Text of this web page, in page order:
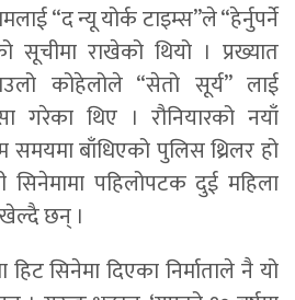
“द न्यू योर्क टाइम्स”ले “हेर्नुपर्ने
सूचीमा राखेको थियो । प्रख्यात
कोहेलोले “सेतो सूर्य” लाई
गरेका थिए । रौनियारको नयाँ
समयमा बाँधिएको पुलिस थ्रिलर हो
पहिलोपटक दुई महिला
छन् ।
हिट सिनेमा दिएका निर्माताले नै यो